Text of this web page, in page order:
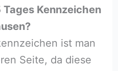
Kennzeichen
ist man
Seite, da diese